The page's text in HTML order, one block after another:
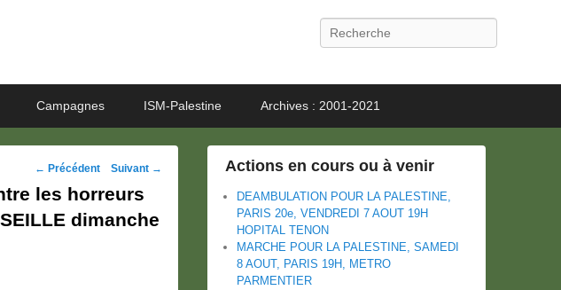
Recherche
Campagnes ISM-Palestine Archives : 2001-2021
Navigation
des
← Précédent Suivant →
les horreurs
dimanche
Actions en cours ou à venir
DEAMBULATION POUR LA PALESTINE,
PARIS 20e, VENDREDI 7 AOUT 19H
HOPITAL TENON
MARCHE POUR LA PALESTINE, SAMEDI
8 AOUT, PARIS 19H, METRO
PARMENTIER